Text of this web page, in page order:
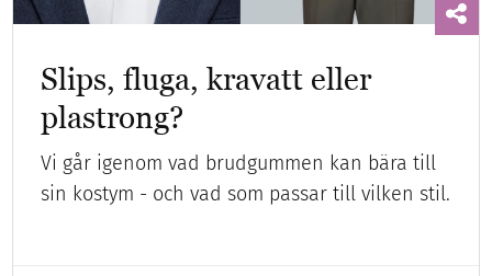
Slips, fluga, kravatt eller
plastrong?
Vi går igenom vad brudgummen kan bära till
sin kostym - och vad som passar till vilken stil.